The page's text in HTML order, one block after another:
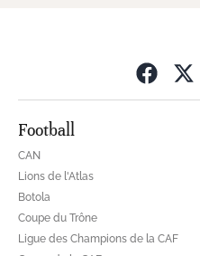
Football
CAN
Lions de l'Atlas
Botola
Coupe du Trône
Ligue des Champions de la CAF